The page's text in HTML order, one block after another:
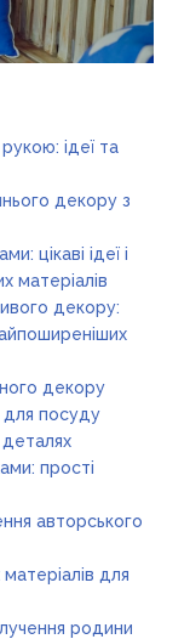
ідеї та
декору з
цікаві ідеї і
матеріалів
декору:
декору
для посуду
деталях
прості
авторського
для
родини